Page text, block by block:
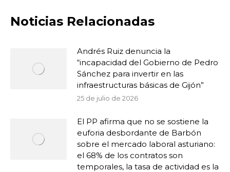
Noticias Relacionadas
Andrés Ruiz denuncia la
“incapacidad del Gobierno de Pedro
Sánchez para invertir en las
infraestructuras básicas de Gijón”
25 de julio de 2026
El PP afirma que no se sostiene la
euforia desbordante de Barbón
sobre el mercado laboral asturiano:
el 68% de los contratos son
temporales, la tasa de actividad es la